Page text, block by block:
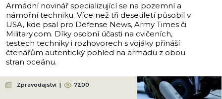
Armádní novinář specializující se na pozemní a
námořní techniku. Více než tři desetiletí působil v
USA, kde psal pro Defense News, Army Times či
Military.com. Díky osobní účasti na cvičeních,
testech techniky i rozhovorech s vojáky přináší
čtenářům autentický pohled na armádu z obou
stran oceánu.
Zpravodajství | 7200